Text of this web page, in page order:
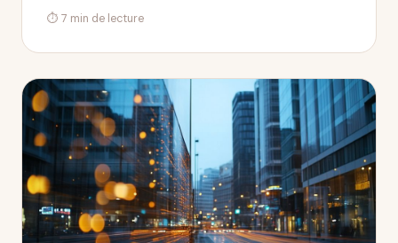
⏱ 7 min de lecture